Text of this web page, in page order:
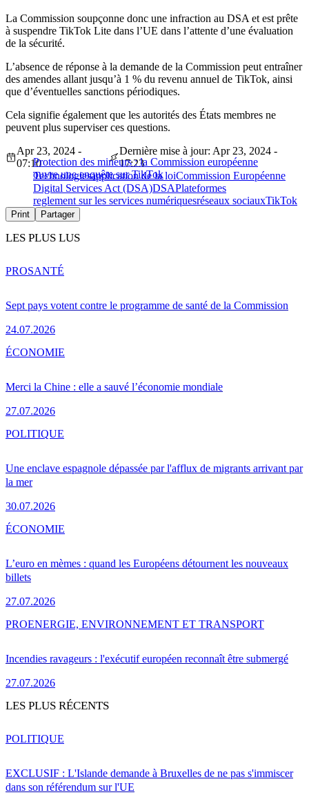
La Commission soupçonne donc une infraction au DSA et est prête
à suspendre TikTok Lite dans l’UE dans l’attente d’une évaluation
de la sécurité.
L’absence de réponse à la demande de la Commission peut entraîner
des amendes allant jusqu’à 1 % du revenu annuel de TikTok, ainsi
que d’éventuelles sanctions périodiques.
Cela signifie également que les autorités des États membres ne
peuvent plus superviser ces questions.
Protection des mineurs : la Commission européenne
ouvre une enquête sur TikTok
Apr 23, 2024 -
07:10
Dernière mise à jour: Apr 23, 2024 -
17:23
Technologiesapplication de la loiCommission Européenne
Digital Services Act (DSA)DSAPlateformes
reglement sur les services numériquesréseaux sociauxTikTok
Print Partager
LES PLUS LUS
Sept pays votent contre le programme de santé de la Commission
24.07.2026
PROSANTÉ
Merci la Chine : elle a sauvé l’économie mondiale
27.07.2026
ÉCONOMIE
Une enclave espagnole dépassée par l'afflux de migrants arrivant par
la mer
30.07.2026
POLITIQUE
L’euro en mèmes : quand les Européens détournent les nouveaux
billets
27.07.2026
ÉCONOMIE
Incendies ravageurs : l'exécutif européen reconnaît être submergé
27.07.2026
PROENERGIE, ENVIRONNEMENT ET TRANSPORT
LES PLUS RÉCENTS
EXCLUSIF : L'Islande demande à Bruxelles de ne pas s'immiscer
dans son référendum sur l'UE
POLITIQUE